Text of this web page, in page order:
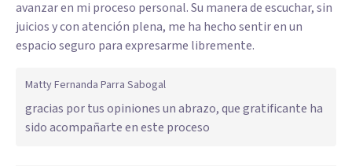
avanzar en mi proceso personal. Su manera de escuchar, sin
juicios y con atención plena, me ha hecho sentir en un
espacio seguro para expresarme libremente.
Matty Fernanda Parra Sabogal
gracias por tus opiniones un abrazo, que gratificante ha
sido acompañarte en este proceso